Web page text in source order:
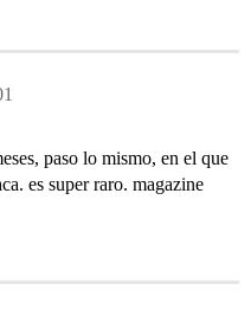
paso lo mismo, en el que
es super raro. magazine